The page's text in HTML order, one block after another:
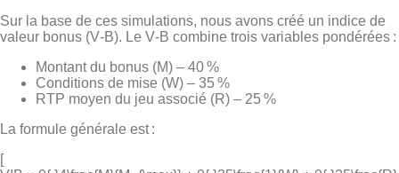
Sur la base de ces simulations, nous avons créé un indice de
valeur bonus (V‑B). Le V‑B combine trois variables pondérées :
Montant du bonus (M) – 40 %
Conditions de mise (W) – 35 %
RTP moyen du jeu associé (R) – 25 %
La formule générale est :